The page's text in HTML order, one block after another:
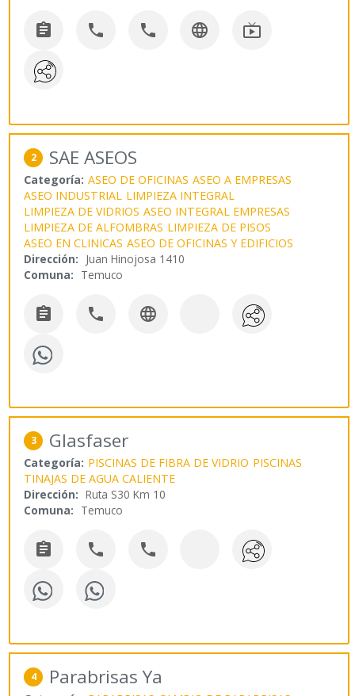
    
2 SAE ASEOS
Categoría: ASEO DE OFICINAS ASEO A EMPRESAS
ASEO INDUSTRIAL LIMPIEZA INTEGRAL
LIMPIEZA DE VIDRIOS ASEO INTEGRAL EMPRESAS
LIMPIEZA DE ALFOMBRAS LIMPIEZA DE PISOS
ASEO EN CLINICAS ASEO DE OFICINAS Y EDIFICIOS
Dirección: Juan Hinojosa 1410
Comuna: Temuco
  
3 Glasfaser
Categoría: PISCINAS DE FIBRA DE VIDRIO PISCINAS
TINAJAS DE AGUA CALIENTE
Dirección: Ruta S30 Km 10
Comuna: Temuco
  
4 Parabrisas Ya